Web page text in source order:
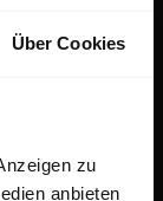
Über Cookies
zu
anbieten